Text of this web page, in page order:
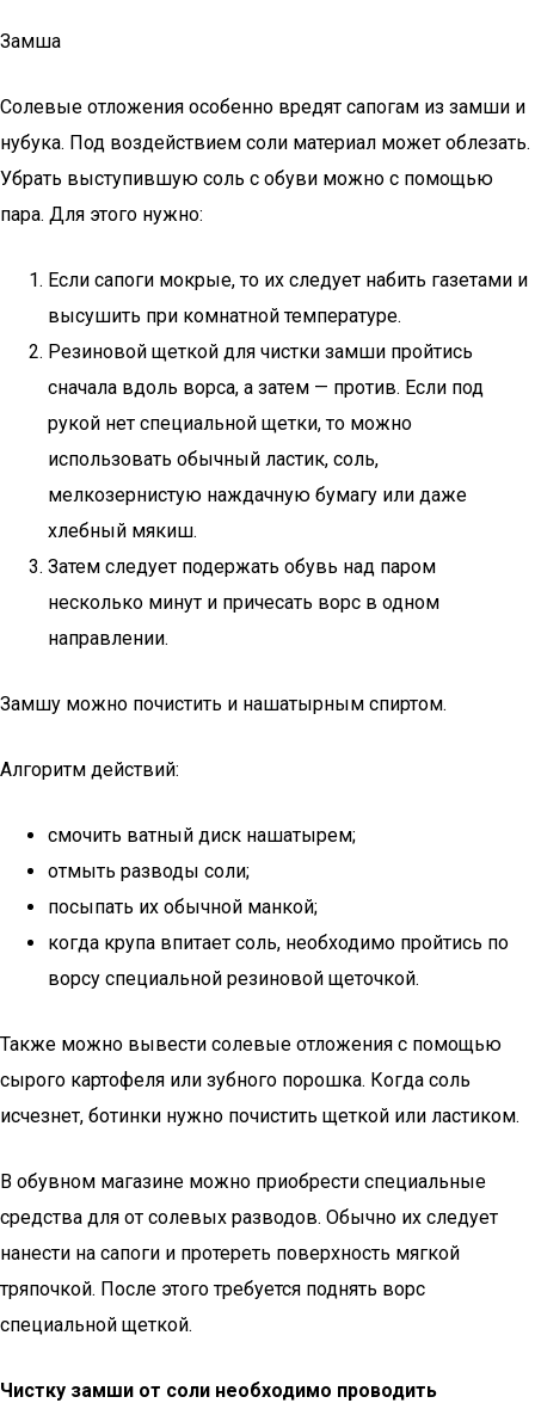
Замша
Солевые отложения особенно вредят сапогам из замши и
нубука. Под воздействием соли материал может облезать.
Убрать выступившую соль с обуви можно с помощью
пара. Для этого нужно:
Если сапоги мокрые, то их следует набить газетами и
высушить при комнатной температуре.
Резиновой щеткой для чистки замши пройтись
сначала вдоль ворса, а затем — против. Если под
рукой нет специальной щетки, то можно
использовать обычный ластик, соль,
мелкозернистую наждачную бумагу или даже
хлебный мякиш.
Затем следует подержать обувь над паром
несколько минут и причесать ворс в одном
направлении.
Замшу можно почистить и нашатырным спиртом.
Алгоритм действий:
смочить ватный диск нашатырем;
отмыть разводы соли;
посыпать их обычной манкой;
когда крупа впитает соль, необходимо пройтись по
ворсу специальной резиновой щеточкой.
Также можно вывести солевые отложения с помощью
сырого картофеля или зубного порошка. Когда соль
исчезнет, ботинки нужно почистить щеткой или ластиком.
В обувном магазине можно приобрести специальные
средства для от солевых разводов. Обычно их следует
нанести на сапоги и протереть поверхность мягкой
тряпочкой. После этого требуется поднять ворс
специальной щеткой.
Чистку замши от соли необходимо проводить